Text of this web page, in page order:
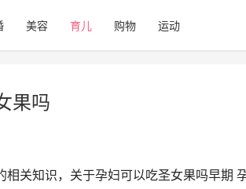
美容 育儿 购物 运动
果吗
关知识，关于孕妇可以吃圣女果吗早期